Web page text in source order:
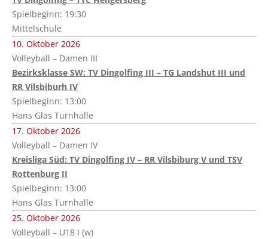
Spielbeginn: 19:30
Mittelschule
10. Oktober 2026
Volleyball – Damen III
Bezirksklasse SW: TV Dingolfing III – TG Landshut III und
RR Vilsbiburh IV
Spielbeginn: 13:00
Hans Glas Turnhalle
17. Oktober 2026
Volleyball – Damen IV
Kreisliga Süd: TV Dingolfing IV – RR Vilsbiburg V und TSV
Rottenburg II
Spielbeginn: 13:00
Hans Glas Turnhalle
25. Oktober 2026
Volleyball – U18 I (w)